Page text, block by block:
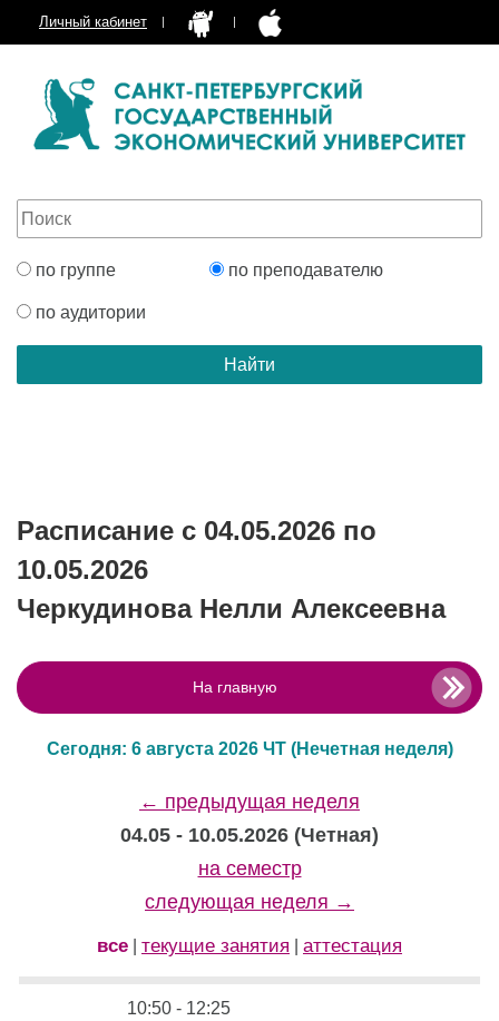
Личный кабинет
по группе по преподавателю
по аудитории
Расписание с 04.05.2026 по
10.05.2026
Черкудинова Нелли Алексеевна
На главную
Сегодня: 6 августа 2026 ЧТ (Нечетная неделя)
← предыдущая неделя
04.05 - 10.05.2026 (Четная)
на семестр
следующая неделя →
все текущие занятия аттестация
10:50 - 12:25